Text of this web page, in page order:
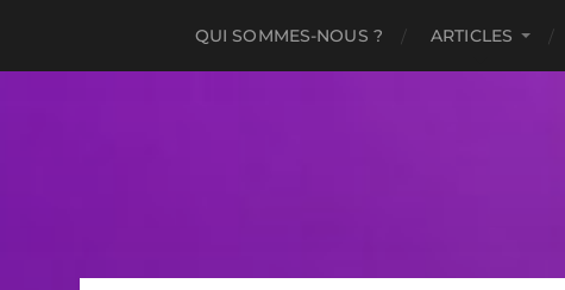
QUI SOMMES-NOUS ? ARTICLES